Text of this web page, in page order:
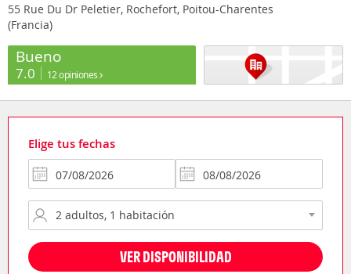
55 Rue Du Dr Peletier, Rochefort, Poitou-Charentes
(Francia)
Bueno
7.0 12 opiniones
Elige tus fechas
VER DISPONIBILIDAD